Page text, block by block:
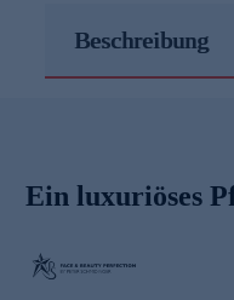
Beschreibung
Ein luxuriöses